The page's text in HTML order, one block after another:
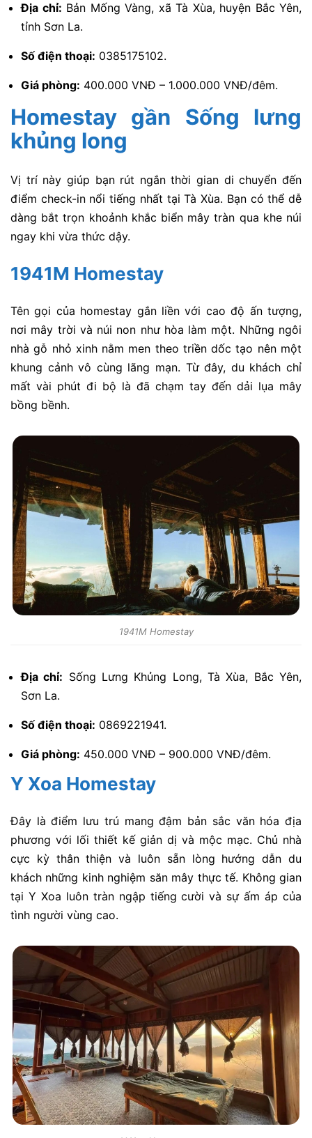
Địa chỉ: Bản Mống Vàng, xã Tà Xùa, huyện Bắc Yên,
tỉnh Sơn La.
Số điện thoại: 0385175102.
Giá phòng: 400.000 VNĐ – 1.000.000 VNĐ/đêm.
Homestay gần Sống lưng
khủng long
Vị trí này giúp bạn rút ngắn thời gian di chuyển đến
điểm check-in nổi tiếng nhất tại Tà Xùa. Bạn có thể dễ
dàng bắt trọn khoảnh khắc biển mây tràn qua khe núi
ngay khi vừa thức dậy.
1941M Homestay
Tên gọi của homestay gắn liền với cao độ ấn tượng,
nơi mây trời và núi non như hòa làm một. Những ngôi
nhà gỗ nhỏ xinh nằm men theo triền dốc tạo nên một
khung cảnh vô cùng lãng mạn. Từ đây, du khách chỉ
mất vài phút đi bộ là đã chạm tay đến dải lụa mây
bồng bềnh.
1941M Homestay
Địa chỉ: Sống Lưng Khủng Long, Tà Xùa, Bắc Yên,
Sơn La.
Số điện thoại: 0869221941.
Giá phòng: 450.000 VNĐ – 900.000 VNĐ/đêm.
Y Xoa Homestay
Đây là điểm lưu trú mang đậm bản sắc văn hóa địa
phương với lối thiết kế giản dị và mộc mạc. Chủ nhà
cực kỳ thân thiện và luôn sẵn lòng hướng dẫn du
khách những kinh nghiệm săn mây thực tế. Không gian
tại Y Xoa luôn tràn ngập tiếng cười và sự ấm áp của
tình người vùng cao.